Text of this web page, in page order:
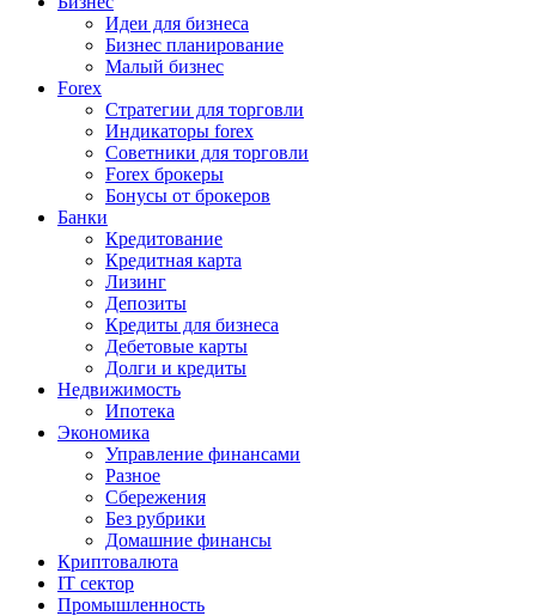
Идеи для бизнеса
Бизнес планирование
Малый бизнес
Forex
Стратегии для торговли
Индикаторы forex
Советники для торговли
Forex брокеры
Бонусы от брокеров
Банки
Кредитование
Кредитная карта
Лизинг
Депозиты
Кредиты для бизнеса
Дебетовые карты
Долги и кредиты
Недвижимость
Ипотека
Экономика
Управление финансами
Разное
Сбережения
Без рубрики
Домашние финансы
Криптовалюта
IT сектор
Промышленность